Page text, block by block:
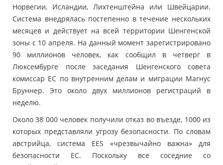
Норвегии, Исландии, Лихтенштейна или Швейцарии.
Система внедрялась постепенно в течение нескольких
месяцев и действует на всей территории Шенгенской
зоны с 10 апреля. На данный момент зарегистрировано
90 миллионов человек, как сообщил в четверг в
Люксембурге после заседания Шенгенского совета
комиссар ЕС по внутренним делам и миграции Магнус
Бруннер. Это около двух миллионов регистраций в
неделю.
Около 38 000 человек получили отказ во въезде, 1000 из
которых представляли угрозу безопасности. По словам
австрийца, система EES «чрезвычайно важна» для
безопасности ЕС. Поскольку все соседние со